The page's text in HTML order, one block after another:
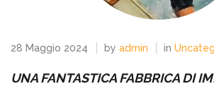
28 Maggio 2024 by admin in
UNA FANTASTICA FABBRICA DI